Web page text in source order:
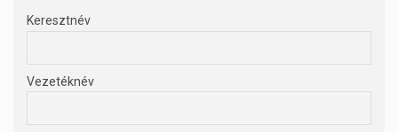
Keresztnév
Vezetéknév